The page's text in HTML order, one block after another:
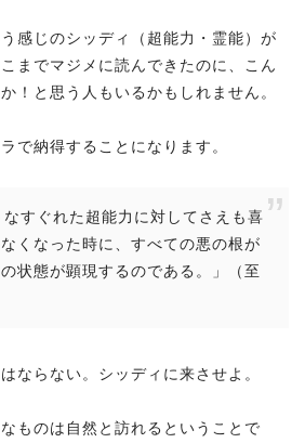
感じのシッディ（超能力・霊能）が
までマジメに読んできたのに、こん
！と思う人もいるかもしれません。
で納得することになります。
すぐれた超能力に対してさえも喜
くなった時に、すべての悪の根が
状態が顕現するのである。」（至
ならない。シッディに来させよ。
ものは自然と訪れるということで